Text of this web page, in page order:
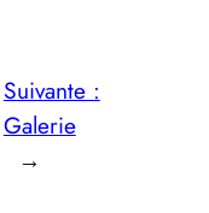
Suivante :
Galerie
→